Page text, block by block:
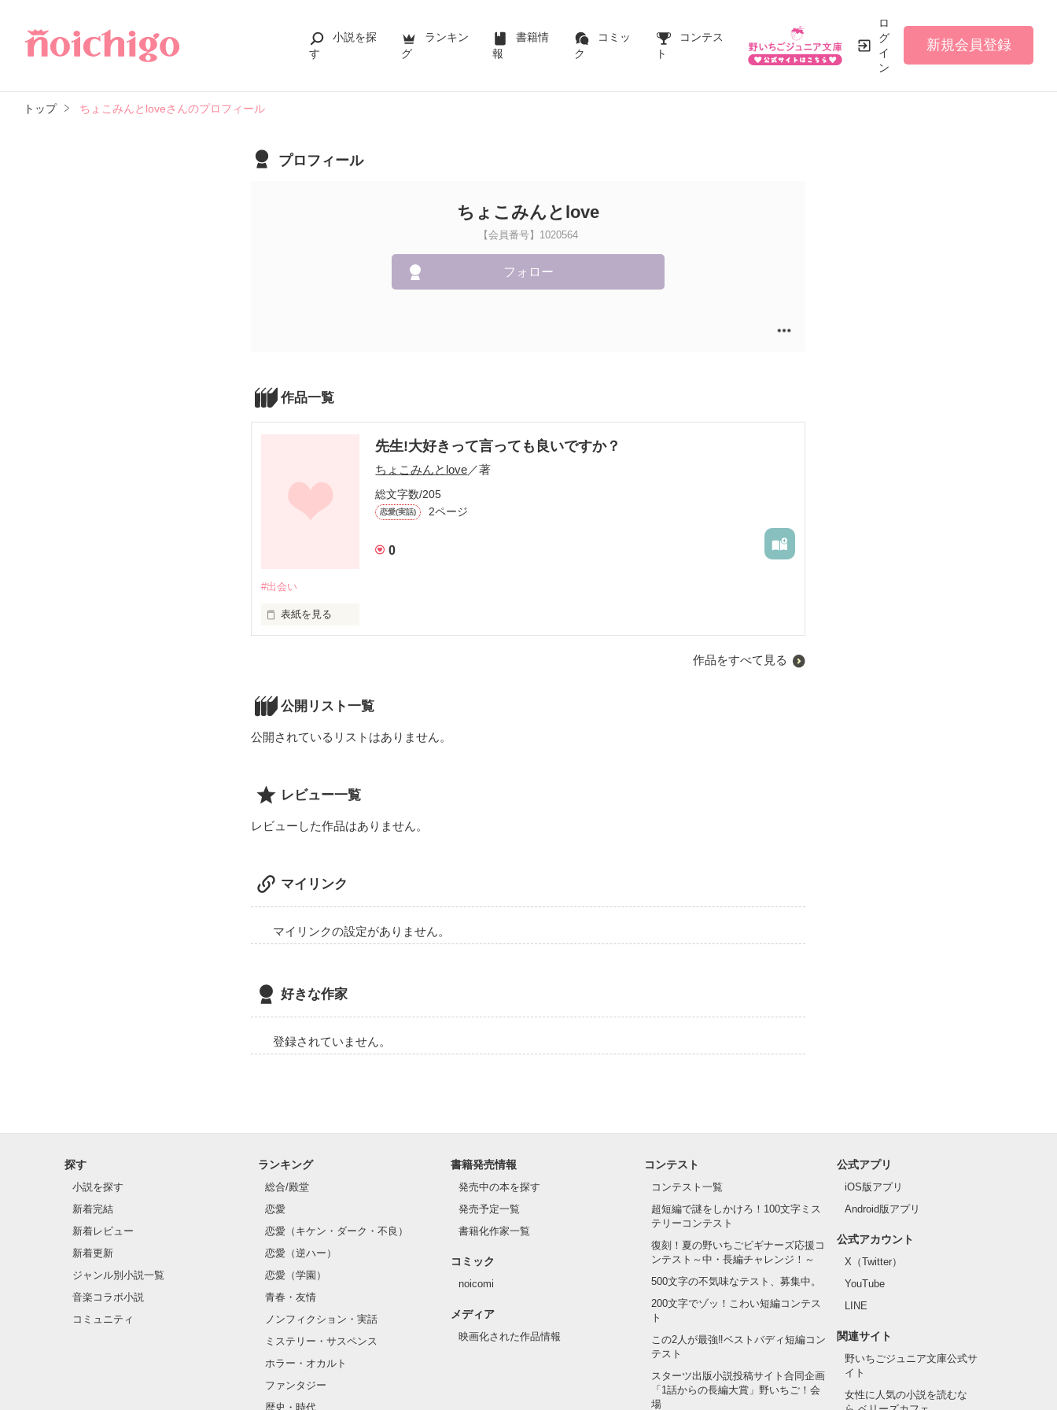
小説を探
す
ランキン
グ
書籍情
報
コミッ
ク
コンテス
ト
ロ
グ
イ
ン
新規会員登録
トップ ちょこみんとloveさんのプロフィール
プロフィール
ちょこみんとlove
【会員番号】1020564
フォロー
作品一覧
先生!大好きって言っても良いですか？
ちょこみんとlove／著
総文字数/205
恋愛(実話) 2ページ
0
#出会い
表紙を見る
作品をすべて見る
公開リスト一覧
公開されているリストはありません。
レビュー一覧
レビューした作品はありません。
マイリンク
マイリンクの設定がありません。
好きな作家
登録されていません。
探す
小説を探す
新着完結
新着レビュー
新着更新
ジャンル別小説一覧
音楽コラボ小説
コミュニティ
ランキング
総合/殿堂
恋愛
恋愛（キケン・ダーク・不良）
恋愛（逆ハー）
恋愛（学園）
青春・友情
ノンフィクション・実話
ミステリー・サスペンス
ホラー・オカルト
ファンタジー
歴史・時代
書籍発売情報
発売中の本を探す
発売予定一覧
書籍化作家一覧
コミック
noicomi
メディア
映画化された作品情報
コンテスト
コンテスト一覧
超短編で謎をしかけろ！100文字ミス
テリーコンテスト
復刻！夏の野いちごビギナーズ応援コ
ンテスト～中・長編チャレンジ！～
500文字の不気味なテスト、募集中。
200文字でゾッ！こわい短編コンテス
ト
この2人が最強‼ベストバディ短編コン
テスト
スターツ出版小説投稿サイト合同企画
「1話からの長編大賞」野いちご！会
場
公式アプリ
iOS版アプリ
Android版アプリ
公式アカウント
X（Twitter）
YouTube
LINE
関連サイト
野いちごジュニア文庫公式サ
イト
女性に人気の小説を読むな